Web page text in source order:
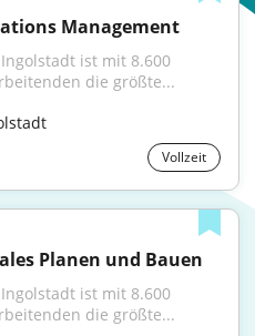
Management
ist mit 8.600
die größte...
Vollzeit
Planen und Bauen
ist mit 8.600
die größte...